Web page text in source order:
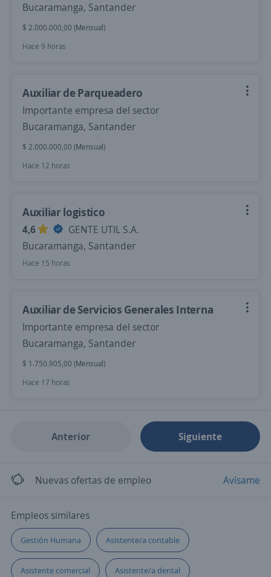
Bucaramanga, Santander
$ 2.000.000,00 (Mensual)
Hace 9 horas
Auxiliar de Parqueadero
Importante empresa del sector
Bucaramanga, Santander
$ 2.000.000,00 (Mensual)
Hace 12 horas
Auxiliar logistico
4,6
GENTE UTIL S.A.
Bucaramanga, Santander
Hace 15 horas
Auxiliar de Servicios Generales Interna
Importante empresa del sector
Bucaramanga, Santander
$ 1.750.905,00 (Mensual)
Hace 17 horas
Anterior Siguiente
Nuevas ofertas de empleo Avísame
Empleos similares
Gestión Humana Asistente/a contable
Asistente comercial Asistente/a dental